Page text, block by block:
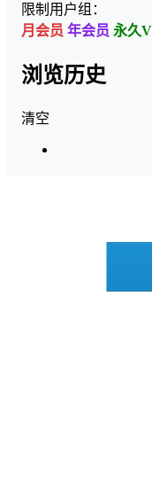
限制用户组：
月会员 年会员 永久
浏览历史
清空